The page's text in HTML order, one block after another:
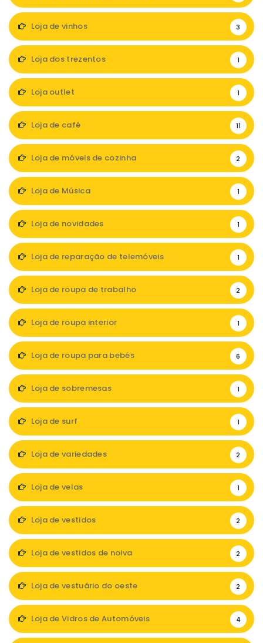
Loja de vinhos 3
Loja dos trezentos 1
Loja outlet 1
Loja de café 11
Loja de móveis de cozinha 2
Loja de Música 1
Loja de novidades 1
Loja de reparação de telemóveis 1
Loja de roupa de trabalho 2
Loja de roupa interior 1
Loja de roupa para bebés 6
Loja de sobremesas 1
Loja de surf 1
Loja de variedades 2
Loja de velas 1
Loja de vestidos 2
Loja de vestidos de noiva 2
Loja de vestuário do oeste 2
Loja de Vidros de Automóveis 4